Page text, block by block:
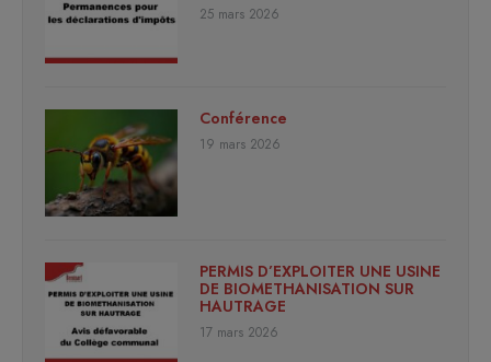
25 mars 2026
Conférence
19 mars 2026
PERMIS D’EXPLOITER UNE USINE
DE BIOMETHANISATION SUR
HAUTRAGE
17 mars 2026